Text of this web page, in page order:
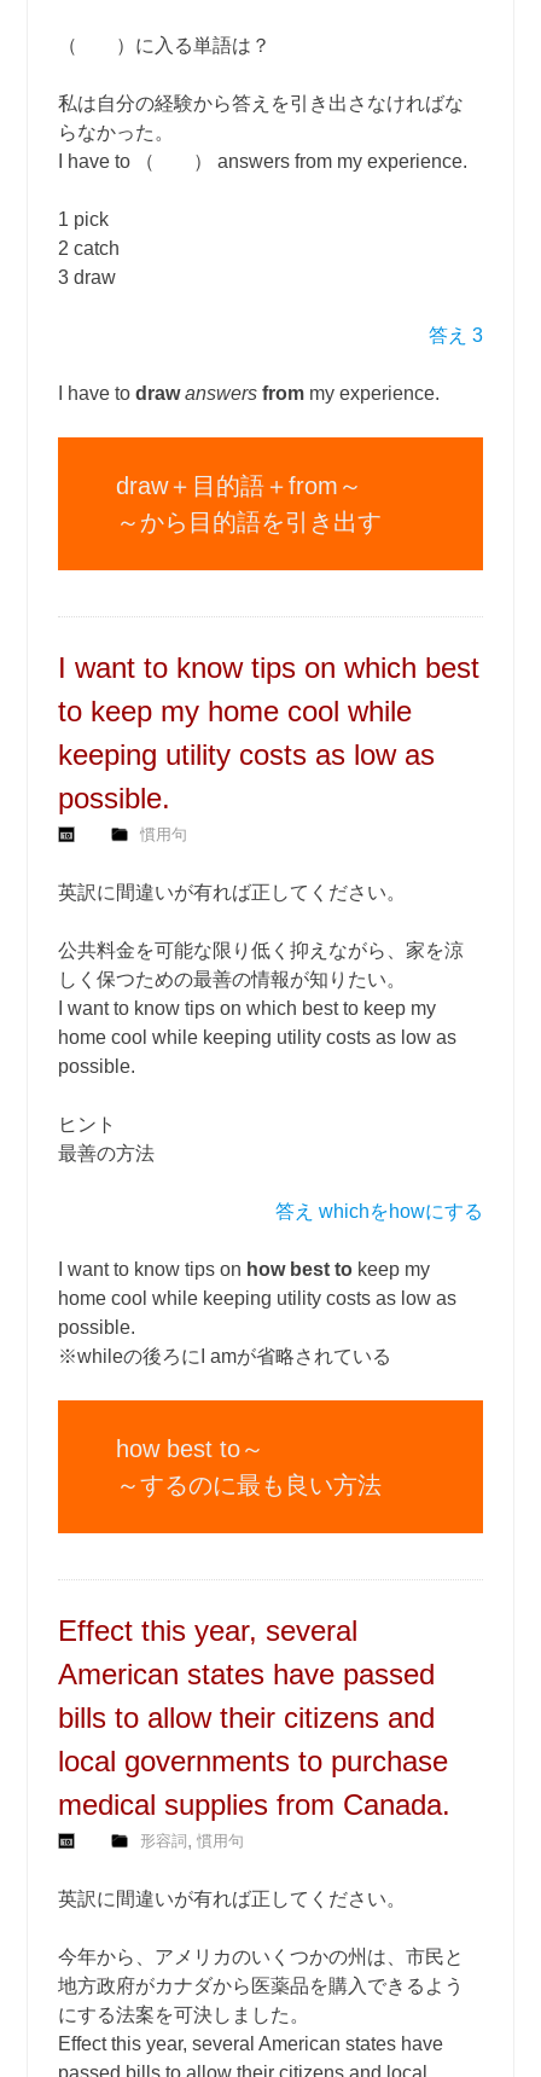
（ ）に入る単語は？
私は自分の経験から答えを引き出さなければな
らなかった。
I have to （ ） answers from my experience.
1 pick
2 catch
3 draw
答え 3
I have todraw answers from my experience.
draw＋目的語＋from～
～から目的語を引き出す
I want to know tips on which best
to keep my home cool while
keeping utility costs as low as
possible.
慣用句
英訳に間違いが有れば正してください。
公共料金を可能な限り低く抑えながら、家を涼
しく保つための最善の情報が知りたい。
I want to know tips on which best to keep my
home cool while keeping utility costs as low as
possible.
ヒント
最善の方法
答え whichをhowにする
I want to know tips on how best to keep my
home cool while keeping utility costs as low as
possible.
※whileの後ろにI amが省略されている
how best to～
～するのに最も良い方法
Effect this year, several
American states have passed
bills to allow their citizens and
local governments to purchase
medical supplies from Canada.
形容詞 ,慣用句
英訳に間違いが有れば正してください。
今年から、アメリカのいくつかの州は、市民と
地方政府がカナダから医薬品を購入できるよう
にする法案を可決しました。
Effect this year, several American states have
passed bills to allow their citizens and local